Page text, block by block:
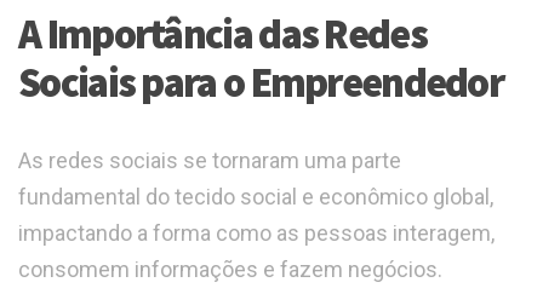
A Importância das Redes
Sociais para o Empreendedor
As redes sociais se tornaram uma parte
fundamental do tecido social e econômico global,
impactando a forma como as pessoas interagem,
consomem informações e fazem negócios.